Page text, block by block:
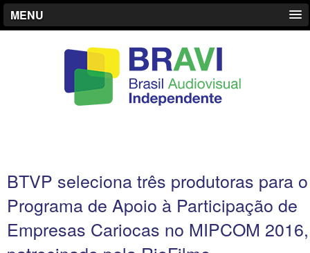
MENU
BTVP seleciona três produtoras para o
Programa de Apoio à Participação de
Empresas Cariocas no MIPCOM 2016,